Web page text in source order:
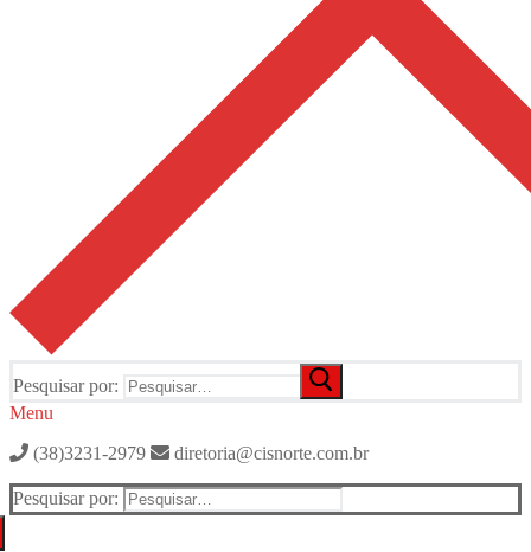
Pesquisar por:
Menu
(38)3231-2979
diretoria@cisnorte.com.br
Pesquisar por: